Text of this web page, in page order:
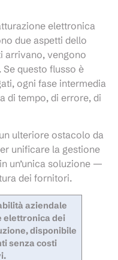
elettronica
due aspetti dello
arrivano, vengono
questo flusso è
ogni fase intermedia
di tempo, di errore, di
ulteriore ostacolo da
unificare la gestione
un’unica soluzione —
dei fornitori.
aziendale
elettronica dei
disponibile
senza costi